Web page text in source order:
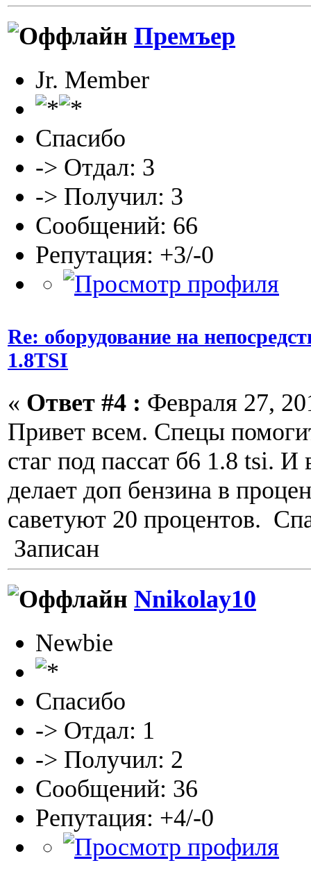
Премъер
Jr. Member
Спасибо
-> Отдал: 3
-> Получил: 3
Сообщений: 66
Репутация: +3/-0
Re: оборудование на
1.8TSI
« Ответ #4 : Февраля 27,
Привет всем. Спецы
стаг под пассат б6 1.8 tsi. И
делает доп бензина в
саветуют 20 процентов.
Записан
Nnikolay10
Newbie
Спасибо
-> Отдал: 1
-> Получил: 2
Сообщений: 36
Репутация: +4/-0